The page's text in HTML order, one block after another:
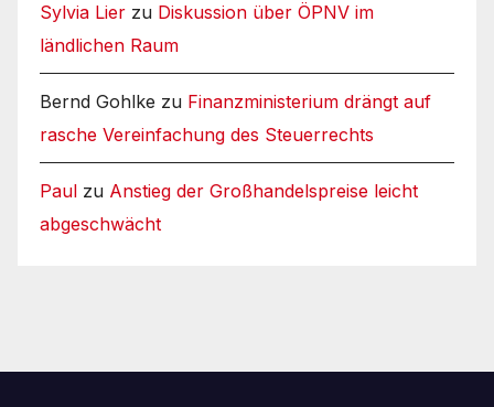
Sylvia Lier zu Diskussion über ÖPNV im
ländlichen Raum
Bernd Gohlke zu Finanzministerium drängt auf
rasche Vereinfachung des Steuerrechts
Paul zu Anstieg der Großhandelspreise leicht
abgeschwächt